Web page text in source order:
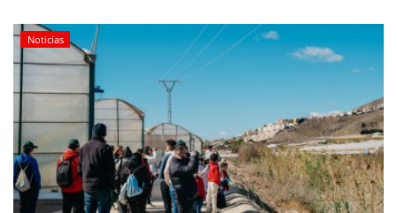
Mapa de Mazarrón
Vídeos
Galerías
Contacto
Noticias